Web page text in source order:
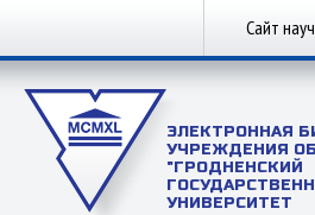
Сайт
ЭЛЕКТРОННАЯ
УЧРЕЖДЕНИЯ
"ГРОДНЕНСКИЙ
УНИВЕРСИТЕТ